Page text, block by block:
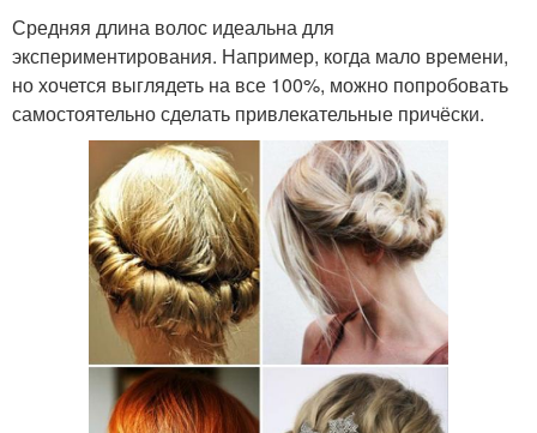
Средняя длина волос идеальна для
экспериментирования. Например, когда мало времени,
но хочется выглядеть на все 100%, можно попробовать
самостоятельно сделать привлекательные причёски.